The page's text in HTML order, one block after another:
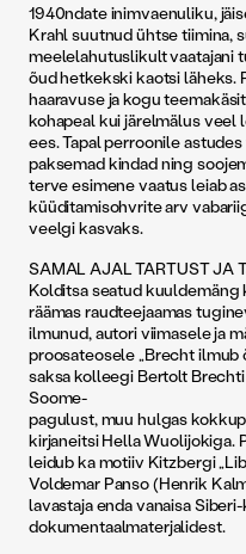
1940ndate inimvaenuliku,
Krahl suutnud ühtse tiimina,
meelelahutuslikult vaatajani
õud hetkekski kaotsi läheks.
haaravuse ja kogu
kohapeal kui järelmälus veel
ees. Tapal perroonile
paksemad kindad ning
terve esimene vaatus leiab
küüditamisohvrite arv
veelgi kasvaks.
SAMAL AJAL TARTUST JA
Kolditsa seatud kuuldemäng
räämas raudteejaamas
ilmunud, autori viimasele ja
proosateosele „Brecht ilmub
saksa kolleegi Bertolt Brechti
Soome-
pagulust, muu hulgas
kirjaneitsi Hella Wuolijokiga.
leidub ka motiiv Kitzbergi
Voldemar Panso (Henrik
lavastaja enda vanaisa
dokumentaalmaterjalidest.